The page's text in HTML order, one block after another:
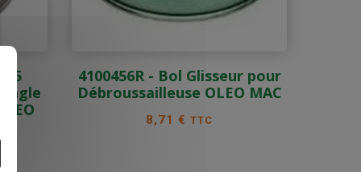
4100456R - Bol Glisseur pour
Débroussailleuse OLEO MAC
Prix
8,71 €TTC